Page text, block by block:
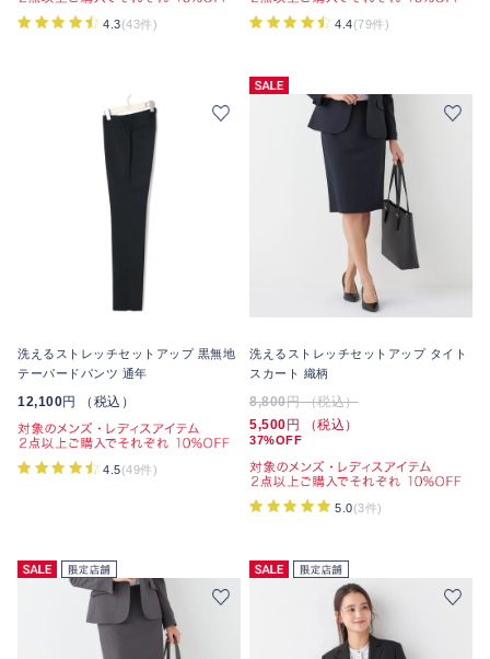
4.3(43件) 4.4(79件)
洗えるストレッチセットアップ 黒無地
テーパードパンツ 通年
12,100円 （税込）
4.5(49件)
洗えるストレッチセットアップ タイト
スカート 織柄
8,800円 （税込）
5,500円 （税込）
37%OFF
5.0(3件)